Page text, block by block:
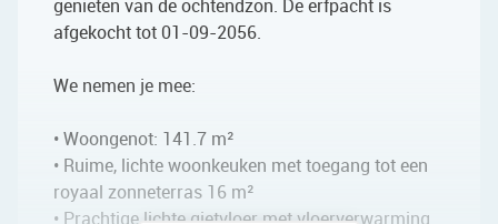
genieten van de ochtendzon. De erfpacht is
afgekocht tot 01-09-2056.
We nemen je mee:
• Woongenot: 141.7 m²
• Ruime, lichte woonkeuken met toegang tot een
royaal zonneterras 16 m²
• Prachtige lichte gietvloer met vloerverwarming